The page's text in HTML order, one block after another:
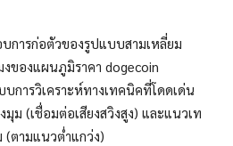
การก่อตัวของรูปแบบสามเหลี่ยม
งของแผนภูมิราคา dogecoin
การวิเคราะห์ทางเทคนิคที่โดดเด่น
ม (เชื่อมต่อเสียงสวิงสูง) และแนวเท
ตามแนวต่ำแกว่ง)